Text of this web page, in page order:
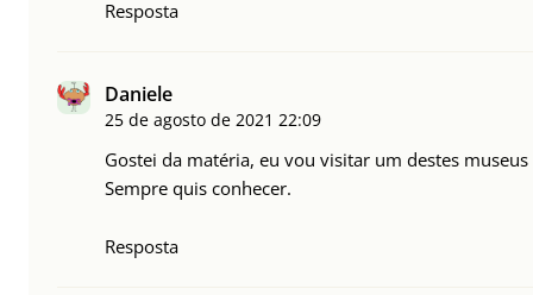
Resposta
Daniele
25 de agosto de 2021 22:09
Gostei da matéria, eu vou visitar um destes
Sempre quis conhecer.
Resposta